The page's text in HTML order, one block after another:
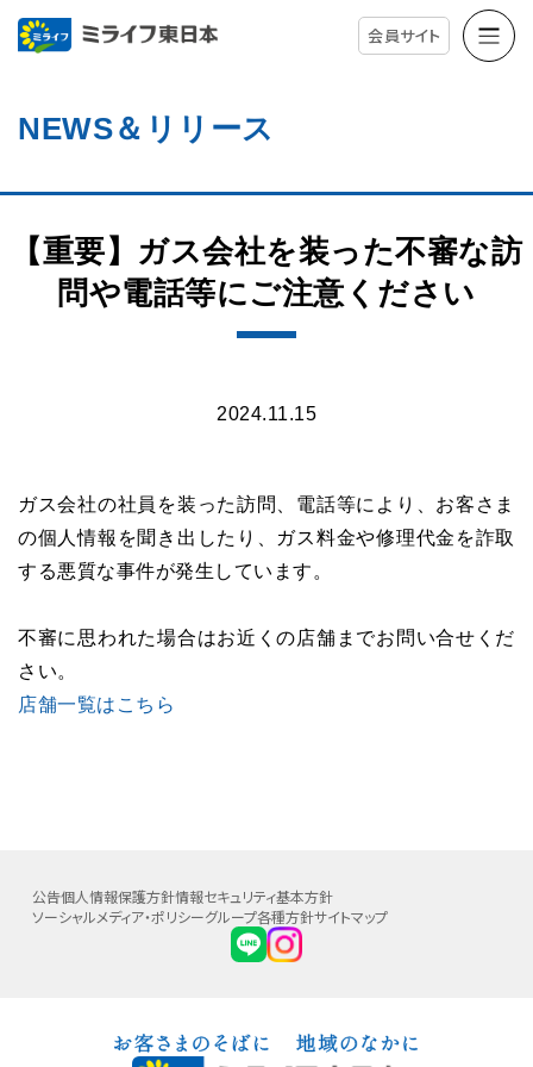
会員サイト
NEWS＆リリース
【重要】ガス会社を装った不審な訪
問や電話等にご注意ください
2024.11.15
ガス会社の社員を装った訪問、電話等により、お客さま
の個人情報を聞き出したり、ガス料金や修理代金を詐取
する悪質な事件が発生しています。
不審に思われた場合はお近くの店舗までお問い合せくだ
さい。
店舗一覧はこちら
公告個人情報保護方針情報セキュリティ基本方針
ソーシャルメディア・ポリシーグループ各種方針サイトマップ